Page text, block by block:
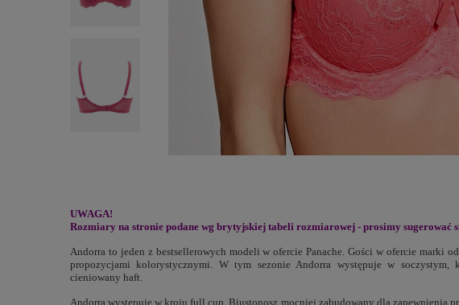
UWAGA!
Rozmiary na stronie podane wg brytyjskiej tabeli rozmiarowej - prosimy sugerować
Andorra to jeden z bestsellerowych modeli w ofercie Panache. Gości w ofercie marki
propozycjami kolorystycznymi. W tym sezonie Andorra występuje w soczystym,
cieniowany haft.
Andorra występuje w kroju full cup. Biustonosz mocniej zabudowany dla zapewnienia